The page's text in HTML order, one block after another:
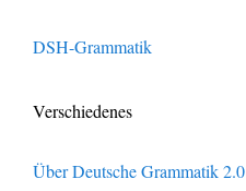
DSH-Grammatik
Verschiedenes
Über Deutsche Grammatik 2.0